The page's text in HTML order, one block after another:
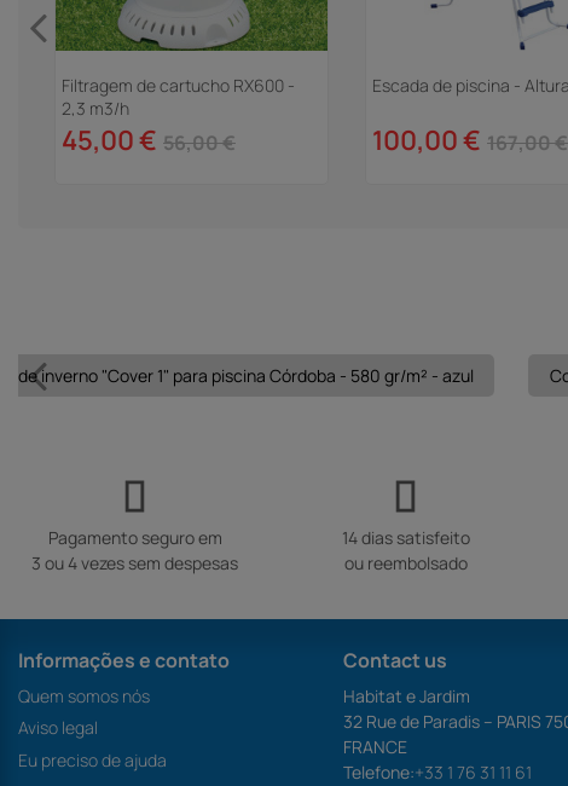
Filtragem de cartucho RX600 -
2,3 m3/h
45,00 € 56,00 €
Escada de piscina -
100,00 € 167,00 €
de inverno "Cover 1" para piscina Córdoba - 580 gr/m² - azul
Pagamento seguro em
3 ou 4 vezes sem despesas
14 dias satisfeito
ou reembolsado
Informações e contato
Quem somos nós
Aviso legal
Eu preciso de ajuda
Contact us
Habitat e Jardim
32 Rue de Paradis – PARIS
FRANCE
Telefone:+33 1 76 31 11 61